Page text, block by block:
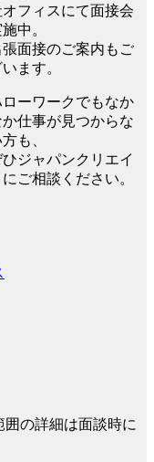
オフィスにて面接会
中。
張面接のご案内もご
います。
ローワークでもなか
か仕事が見つからな
も、
ジャパンクリエイ
にご相談ください。
の詳細は面談時に